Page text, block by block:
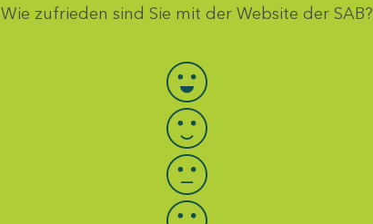
Wie zufrieden sind Sie mit der Website der SAB?
Bewertung auswählen